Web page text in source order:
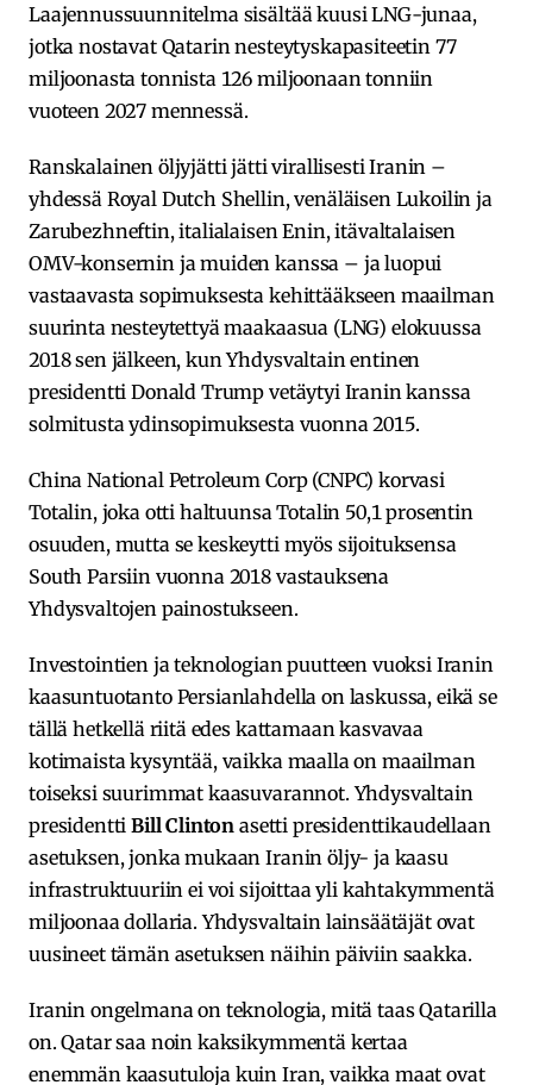
Laajennussuunnitelma sisältää kuusi LNG-junaa,
jotka nostavat Qatarin nesteytyskapasiteetin 77
miljoonasta tonnista 126 miljoonaan tonniin
vuoteen 2027 mennessä.
Ranskalainen öljyjätti jätti virallisesti Iranin –
yhdessä Royal Dutch Shellin, venäläisen Lukoilin ja
Zarubezhneftin, italialaisen Enin, itävaltalaisen
OMV-konsernin ja muiden kanssa – ja luopui
vastaavasta sopimuksesta kehittääkseen maailman
suurinta nesteytettyä maakaasua (LNG) elokuussa
2018 sen jälkeen, kun Yhdysvaltain entinen
presidentti Donald Trump vetäytyi Iranin kanssa
solmitusta ydinsopimuksesta vuonna 2015.
China National Petroleum Corp (CNPC) korvasi
Totalin, joka otti haltuunsa Totalin 50,1 prosentin
osuuden, mutta se keskeytti myös sijoituksensa
South Parsiin vuonna 2018 vastauksena
Yhdysvaltojen painostukseen.
Investointien ja teknologian puutteen vuoksi Iranin
kaasuntuotanto Persianlahdella on laskussa, eikä se
tällä hetkellä riitä edes kattamaan kasvavaa
kotimaista kysyntää, vaikka maalla on maailman
toiseksi suurimmat kaasuvarannot. Yhdysvaltain
presidenttiBill Clinton asetti presidenttikaudellaan
asetuksen, jonka mukaan Iranin öljy- ja kaasu
infrastruktuuriin ei voi sijoittaa yli kahtakymmentä
miljoonaa dollaria. Yhdysvaltain lainsäätäjät ovat
uusineet tämän asetuksen näihin päiviin saakka.
Iranin ongelmana on teknologia, mitä taas Qatarilla
on. Qatar saa noin kaksikymmentä kertaa
enemmän kaasutuloja kuin Iran, vaikka maat ovat